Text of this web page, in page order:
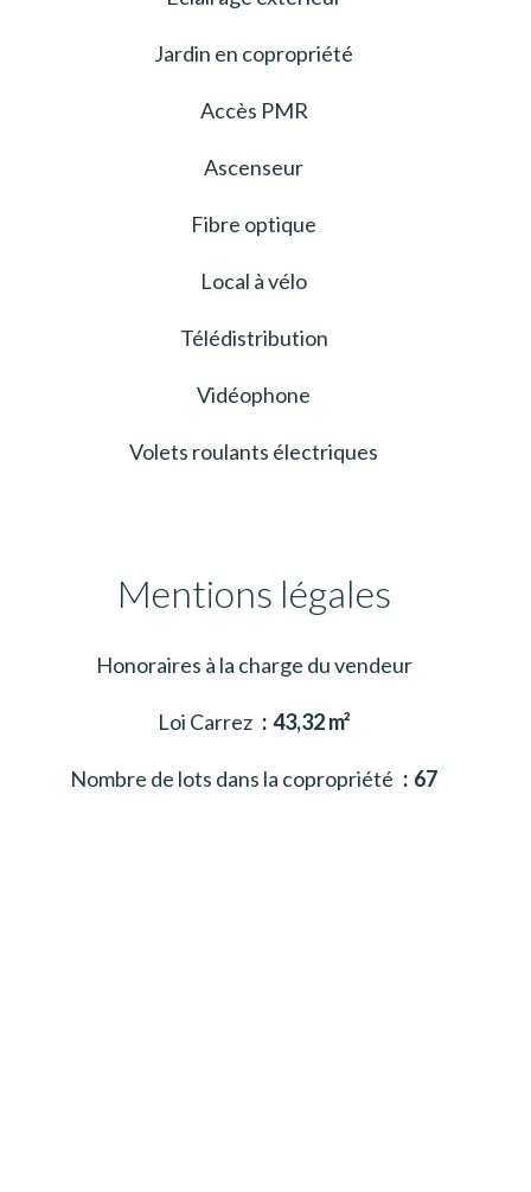
Jardin en copropriété
Accès PMR
Ascenseur
Fibre optique
Local à vélo
Télédistribution
Vidéophone
Volets roulants électriques
Mentions légales
Honoraires à la charge du vendeur
Loi Carrez 43,32 m²
Nombre de lots dans la copropriété 67